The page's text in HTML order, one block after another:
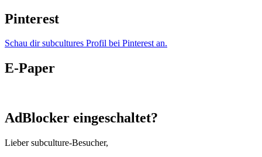
Pinterest
Schau dir subcultures Profil bei Pinterest an.
E-Paper
AdBlocker eingeschaltet?
Lieber subculture-Besucher,